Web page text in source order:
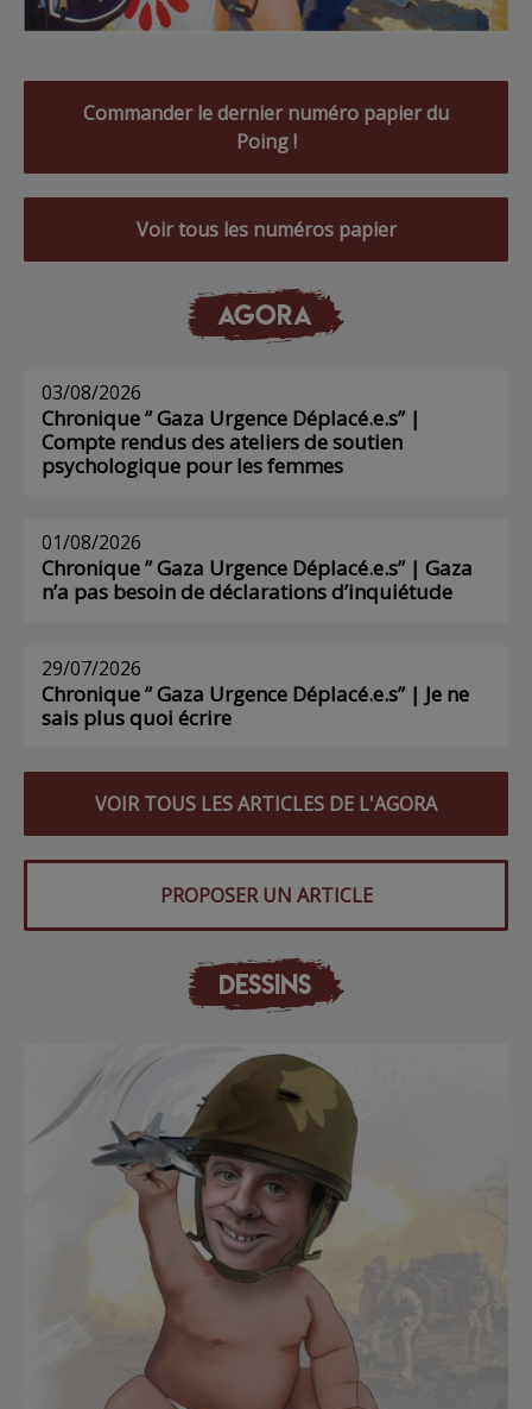
Commander le dernier numéro papier du
Poing !
Voir tous les numéros papier
AGORA
03/08/2026
Chronique ” Gaza Urgence Déplacé.e.s” |
Compte rendus des ateliers de soutien
psychologique pour les femmes
01/08/2026
Chronique ” Gaza Urgence Déplacé.e.s” | Gaza
n’a pas besoin de déclarations d’inquiétude
29/07/2026
Chronique ” Gaza Urgence Déplacé.e.s” | Je ne
sais plus quoi écrire
VOIR TOUS LES ARTICLES DE L'AGORA
PROPOSER UN ARTICLE
DESSINS